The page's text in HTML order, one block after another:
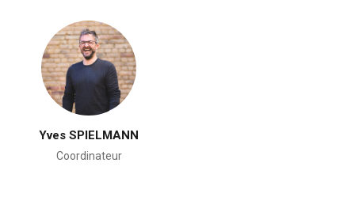
Yves SPIELMANN
Coordinateur